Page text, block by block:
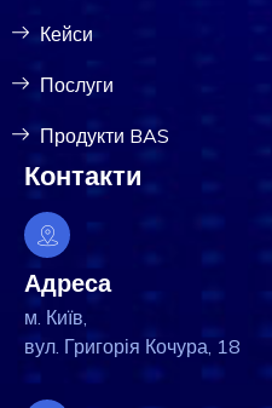
Кейси
Послуги
Продукти BAS
Контакти
Адреса
м. Київ,
вул. Григорія Кочура, 18